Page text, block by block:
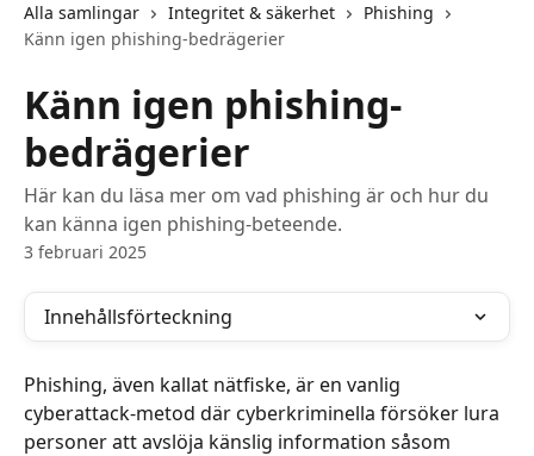
Alla samlingar Integritet & säkerhet
Phishing
Känn igen phishing-bedrägerier
Känn igen phishing-
bedrägerier
Här kan du läsa mer om vad phishing är och hur du
kan känna igen phishing-beteende.
3 februari 2025
Innehållsförteckning
Phishing, även kallat nätfiske, är en vanlig
cyberattack-metod där cyberkriminella försöker lura
personer att avslöja känslig information såsom